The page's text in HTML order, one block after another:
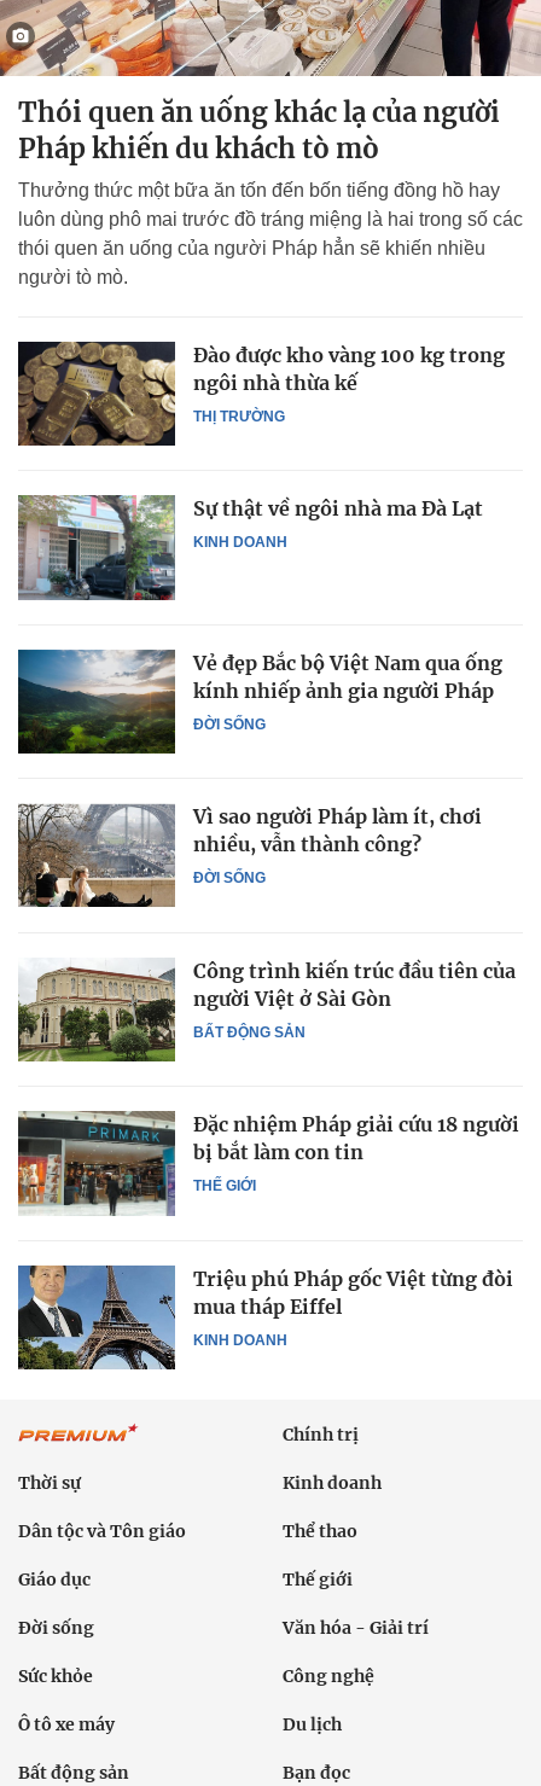
Thói quen ăn uống khác lạ của người
Pháp khiến du khách tò mò
Thưởng thức một bữa ăn tốn đến bốn tiếng đồng hồ hay
luôn dùng phô mai trước đồ tráng miệng là hai trong số các
thói quen ăn uống của người Pháp hẳn sẽ khiến nhiều
người tò mò.
THỊ TRƯỜNG
Đào được kho vàng 100 kg trong
ngôi nhà thừa kế
KINH DOANH
Sự thật về ngôi nhà ma Đà Lạt
ĐỜI SỐNG
Vẻ đẹp Bắc bộ Việt Nam qua ống
kính nhiếp ảnh gia người Pháp
ĐỜI SỐNG
Vì sao người Pháp làm ít, chơi
nhiều, vẫn thành công?
BẤT ĐỘNG SẢN
Công trình kiến trúc đầu tiên của
người Việt ở Sài Gòn
THẾ GIỚI
Đặc nhiệm Pháp giải cứu 18 người
bị bắt làm con tin
KINH DOANH
Triệu phú Pháp gốc Việt từng đòi
mua tháp Eiffel
Chính trị
Thời sự Kinh doanh
Dân tộc và Tôn giáo Thể thao
Giáo dục Thế giới
Đời sống Văn hóa - Giải trí
Sức khỏe Công nghệ
Ô tô xe máy Du lịch
Bất động sản Bạn đọc